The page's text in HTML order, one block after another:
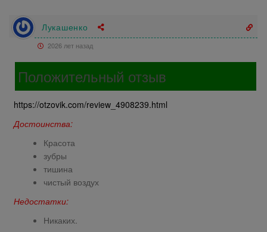
Лукашенко
2026 лет назад
Положительный отзыв
https://otzovik.com/review_4908239.html
Достоинства:
Красота
зубры
тишина
чистый воздух
Недостатки:
Никаких.